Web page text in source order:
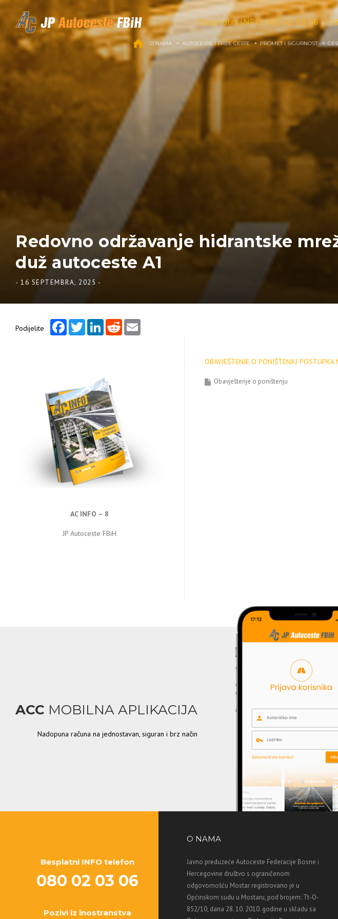
Skip to content
Besplatni INFO080 02 03 06|
O NAMA AUTOCESTE I BRZE CESTE PROMET I SIGURNOST
Redovno održavanje hidrantske
duž autoceste A1
- 16 SEPTEMBRA, 2025 -
Podijelite
FacebookTwitterLinkedInReddit
OBAVJEŠTENJE O PONIŠTENJU
Obavještenje o poništenju
AC INFO – 8
JP Autoceste FBiH
ACC MOBILNA APLIKACIJA
Nadopuna računa na jednostavan, siguran i brz način
Besplatni INFO telefon
080 02 03 06
Pozivi iz inostranstva
O NAMA
Javno preduzeće Autoceste Federacije Bosne i
Hercegovine društvo s ograničenom
odgovornošću Mostar registrovano je u
Općinskom sudu u Mostaru, pod brojem: Tt-O-
852/10, dana 28. 10. 2010. godine u skladu sa